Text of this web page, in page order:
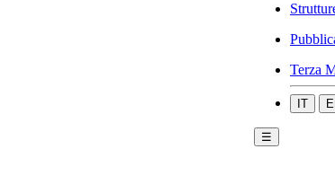
Terza
IT
☰